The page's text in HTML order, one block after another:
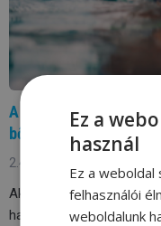
A láthatatlan pusztító.
bőröddel
2.4.2026
Akár hetente többször is
havonta egyszer
Ez a
használ
Ez a weboldal
felhasználói
weboldalunk